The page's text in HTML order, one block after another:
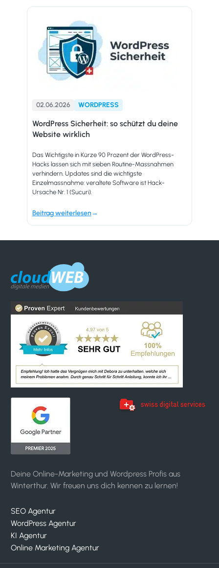
02.06.2026 WORDPRESS
WordPress Sicherheit: so schützt du deine
Website wirklich
Das Wichtigste in Kürze 90 Prozent der WordPress-
Hacks lassen sich mit sieben Routine-Massnahmen
verhindern. Updates sind die wichtigste
Einzelmassnahme: veraltete Software ist Hack-
Ursache Nr. 1 (Sucuri).
Beitrag weiterlesen
Deine Online-Marketing und Wordpress Profis aus
Winterthur. Wir freuen uns dich kennen zu lernen!
SEO Agentur
WordPress Agentur
KI Agentur
Online Marketing Agentur